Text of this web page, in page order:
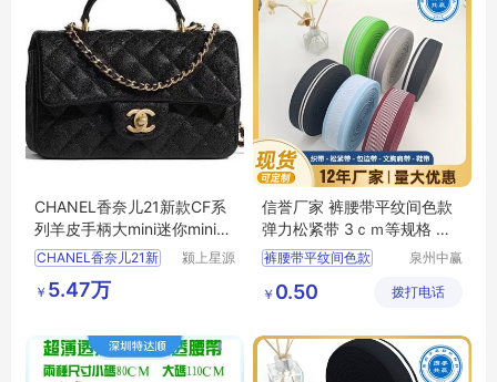
CHANEL香奈儿21新款CF系
列羊皮手柄大mini迷你minicf
手环包handle
CHANEL香奈儿21新
颍上星源
￥ 5.47万
信誉厂家 裤腰带平纹间色款
弹力松紧带 3ｃｍ等规格 按
需定制
裤腰带平纹间色款
泉州中赢
有限公司
￥ 0.50 拨打电话